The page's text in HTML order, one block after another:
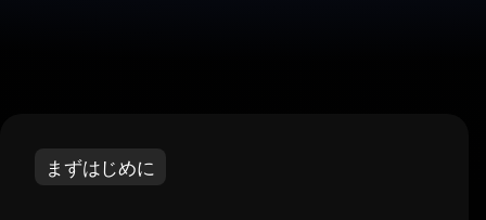
まずはじめに